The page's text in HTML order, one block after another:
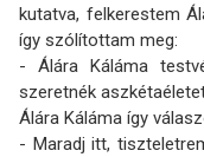
kutatva, felkerestem
így szólítottam meg:
- Álára Káláma
szeretnék
Álára Káláma így
- Maradj itt,